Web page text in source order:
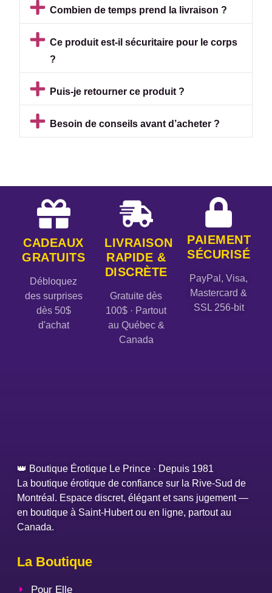
Combien de temps prend la livraison ?
Ce produit est-il sécuritaire pour le corps
?
Puis-je retourner ce produit ?
Besoin de conseils avant d’acheter ?
CADEAUX
GRATUITS
Débloquez
des surprises
dès 50$
d'achat
LIVRAISON
RAPIDE &
DISCRÈTE
Gratuite dès
100$ · Partout
au Québec &
Canada
PAIEMENT
SÉCURISÉ
PayPal, Visa,
Mastercard &
SSL 256-bit
👑 Boutique Érotique Le Prince · Depuis 1981
La boutique érotique de confiance sur la Rive-Sud de
Montréal. Espace discret, élégant et sans jugement —
en boutique à Saint-Hubert ou en ligne, partout au
Canada.
La Boutique
Pour Elle